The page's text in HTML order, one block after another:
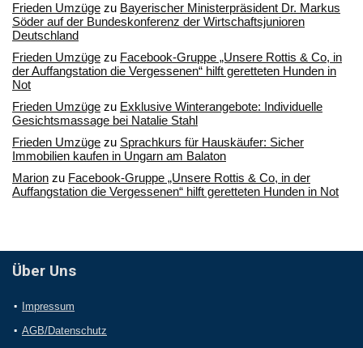
Frieden Umzüge zu Bayerischer Ministerpräsident Dr. Markus
Söder auf der Bundeskonferenz der Wirtschaftsjunioren
Deutschland
Frieden Umzüge zu Facebook-Gruppe „Unsere Rottis & Co, in
der Auffangstation die Vergessenen“ hilft geretteten Hunden in
Not
Frieden Umzüge zu Exklusive Winterangebote: Individuelle
Gesichtsmassage bei Natalie Stahl
Frieden Umzüge zu Sprachkurs für Hauskäufer: Sicher
Immobilien kaufen in Ungarn am Balaton
Marion zu Facebook-Gruppe „Unsere Rottis & Co, in der
Auffangstation die Vergessenen“ hilft geretteten Hunden in Not
Über Uns
Impressum
AGB/Datenschutz